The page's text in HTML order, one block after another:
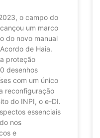
o campo do
um marco
do novo manual
de Haia.
proteção
desenhos
com um único
reconfiguração
do INPI, o e-DI.
essenciais
nos
e